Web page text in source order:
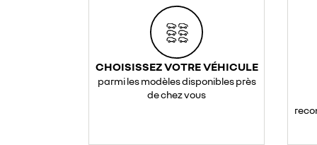
CHOISISSEZ VOTRE VÉHICULE
parmi les modèles disponibles près
de chez vous